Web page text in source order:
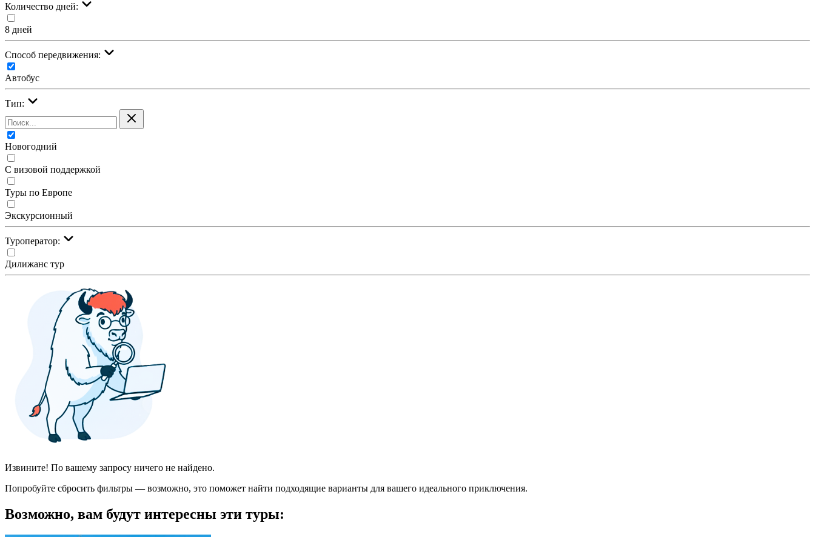
Количество дней:
8 дней
Cпособ передвижения:
Автобус
Тип:
Новогодний
С визовой поддержкой
Туры по Европе
Экскурсионный
Туроператор:
Дилижанс тур
Извините! По вашему запросу ничего не найдено.
Попробуйте сбросить фильтры — возможно, это поможет найти подходящие варианты для вашего идеального приключения.
Возможно, вам будут интересны эти туры: